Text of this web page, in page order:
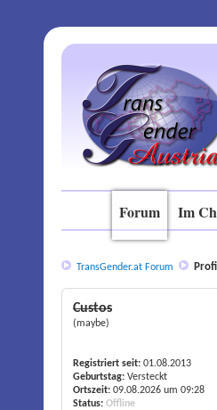
Forum Im
TransGender.at Forum
Custos
(maybe)
Registriert seit: 01.08.2013
Geburtstag: Versteckt
Ortszeit: 09.08.2026 um 09:28
Status: Offline